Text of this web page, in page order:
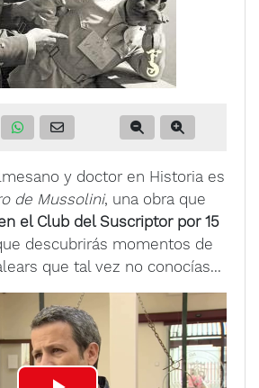
y doctor en Historia es
de Mussolini, una obra que
el Club del Suscriptor por 15
descubrirás momentos de
que tal vez no conocías...